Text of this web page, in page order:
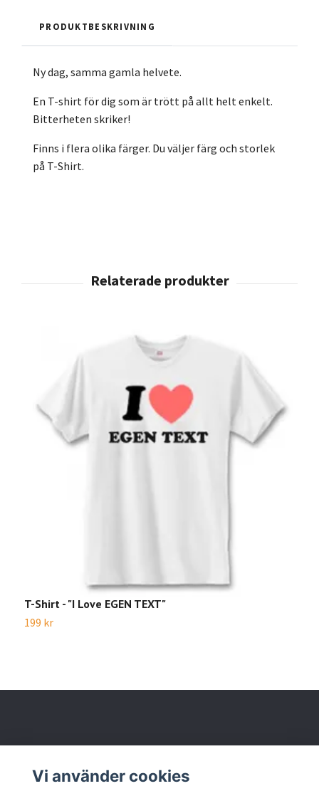
PRODUKTBESKRIVNING
Ny dag, samma gamla helvete.
En T-shirt för dig som är trött på allt helt enkelt.
Bitterheten skriker!
Finns i flera olika färger. Du väljer färg och storlek
på T-Shirt.
T-Shirt - "I Love EGEN TEXT"
199 kr
Vi använder cookies